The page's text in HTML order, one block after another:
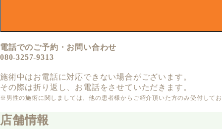
電話でのご予約・お問い合わせ
080-3257-9313
施術中はお電話に対応できない場合がございます。
その際は折り返し、お電話をさせていただきます。
※男性の施術に関しましては、他の患者様からご紹介頂いた方のみ受付してお
店舗情報